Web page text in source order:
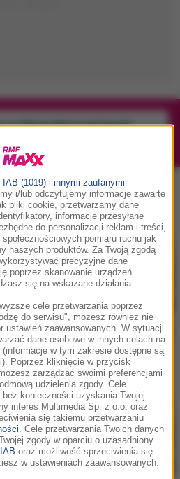
na Silesia Memoriał Kamili
, tag:
OneRepublic, SeeB – Rich
Love. Premiera w RMF
MAXXX!
IAB (1019) i innymi zaufanymi
i/lub odczytujemy informacje zawarte
pliki cookie, przetwarzamy dane
informacje przesyłane
do personalizacji reklam i treści,
pomiaru ruchu jak
naszych produktów. Za Twoją zgodą
precyzyjne dane
poprzez skanowanie urządzeń.
się na wskazane działania.
cele przetwarzania poprzez
do serwisu", możesz również nie
ustawień zaawansowanych. W sytuacji
dane osobowe w innych celach na
w tym zakresie dostępne są
). Poprzez kliknięcie w przycisk
zarządzać swoimi preferencjami
udzielenia zgody. Cele
konieczności uzyskania Twojej
interes Multimedia Sp. z o.o. oraz
się takiemu przetwarzaniu
. Cele przetwarzania Twoich danych
zgody w oparciu o uzasadniony
oraz możliwość sprzeciwienia się
w ustawieniach zaawansowanych.